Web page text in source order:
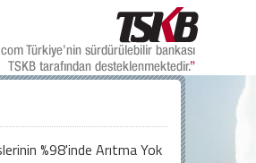
%98'inde Arıtma Yok